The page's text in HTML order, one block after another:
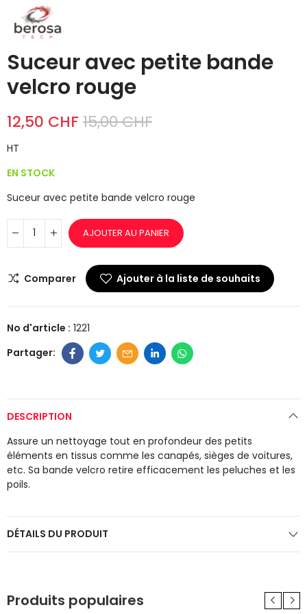
Suceur avec petite bande
velcro rouge
12,50 CHF 15,00 CHF
HT
EN STOCK
Suceur avec petite bande velcro rouge
AJOUTER AU PANIER
Comparer Ajouter à la liste de souhaits
No d'article : 1221
DESCRIPTION
Assure un nettoyage tout en profondeur des petits
éléments en tissus comme les canapés, sièges de voitures,
etc. Sa bande velcro retire efficacement les peluches et les
poils.
DÉTAILS DU PRODUIT
Produits populaires